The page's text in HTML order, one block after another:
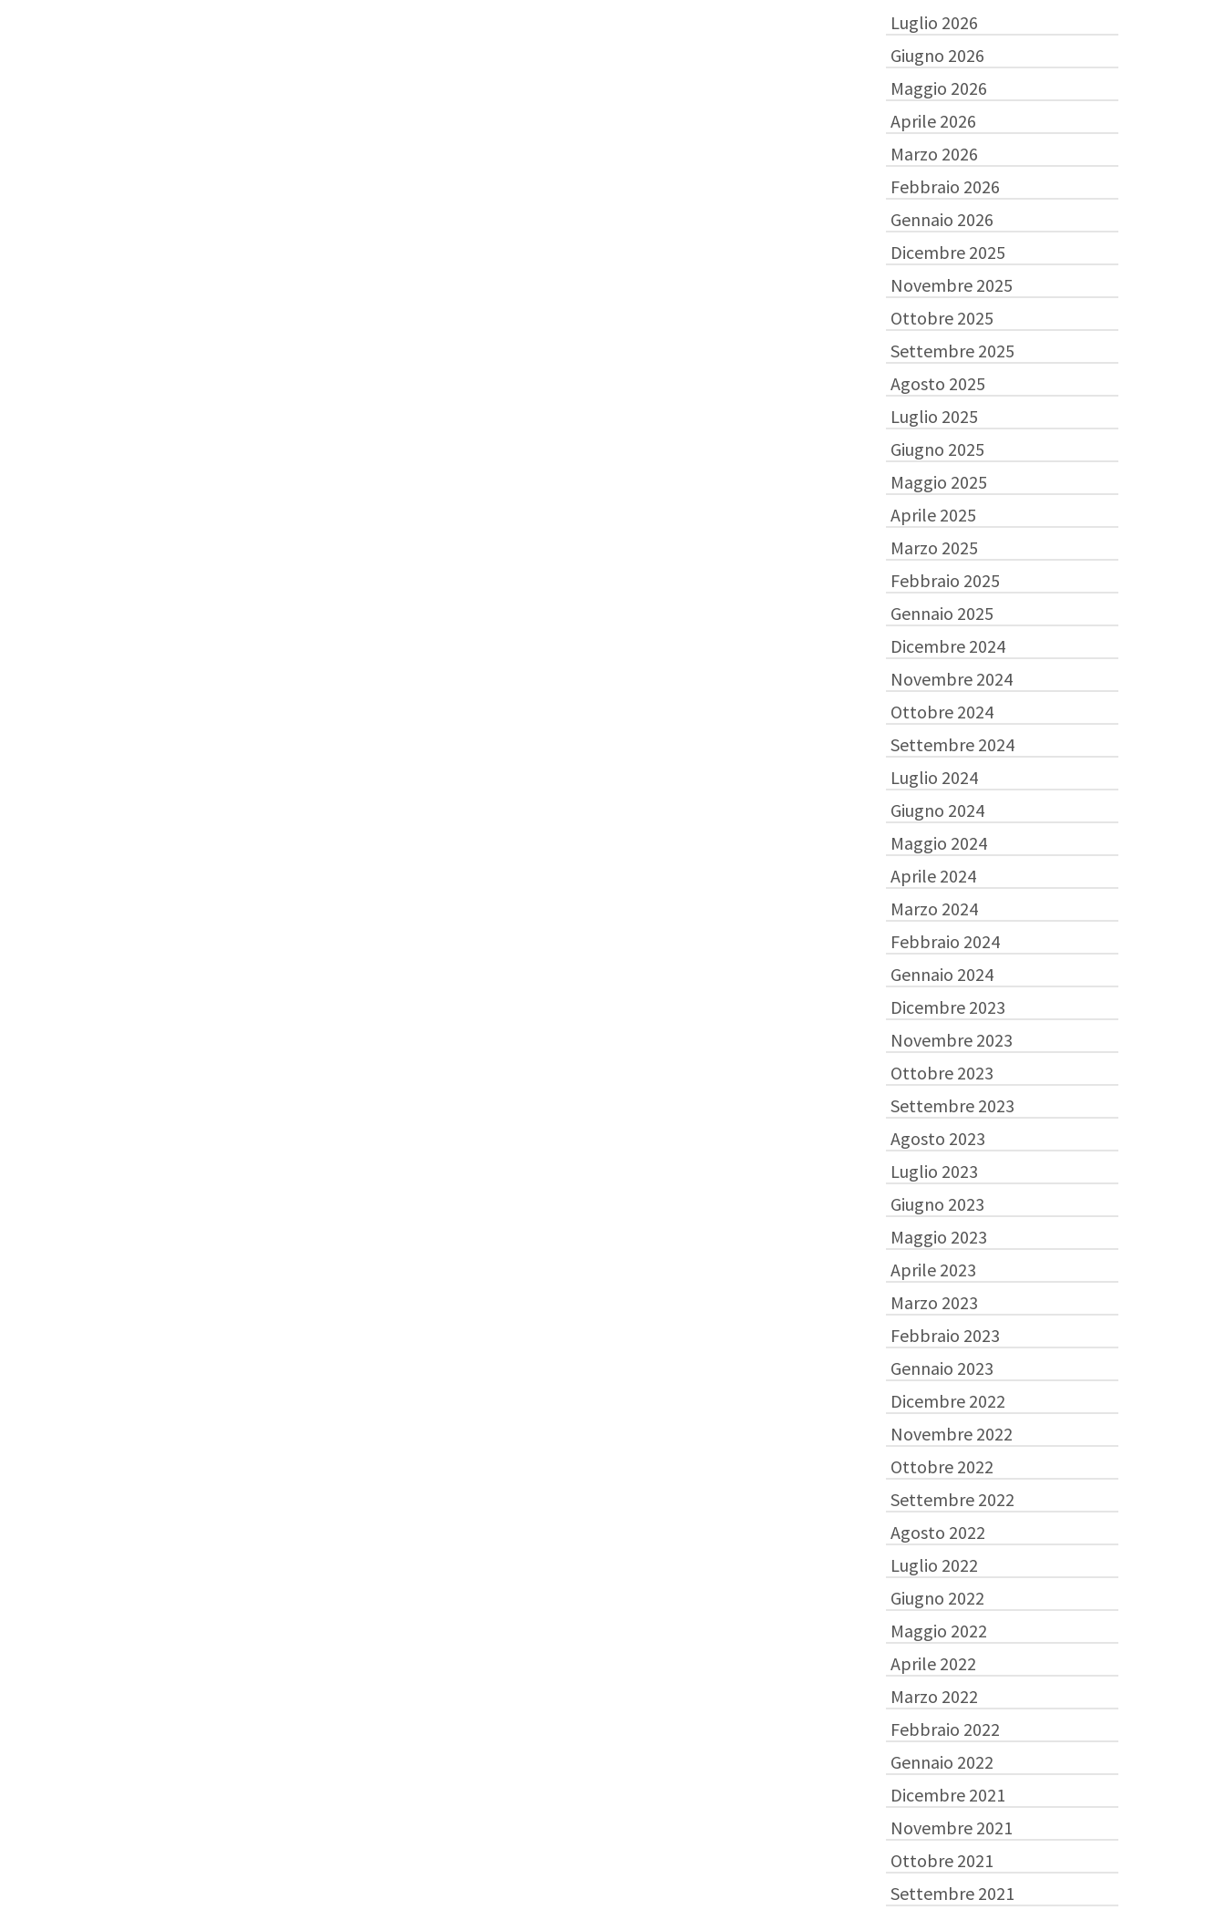
Luglio 2026
Giugno 2026
Maggio 2026
Aprile 2026
Marzo 2026
Febbraio 2026
Gennaio 2026
Dicembre 2025
Novembre 2025
Ottobre 2025
Settembre 2025
Agosto 2025
Luglio 2025
Giugno 2025
Maggio 2025
Aprile 2025
Marzo 2025
Febbraio 2025
Gennaio 2025
Dicembre 2024
Novembre 2024
Ottobre 2024
Settembre 2024
Luglio 2024
Giugno 2024
Maggio 2024
Aprile 2024
Marzo 2024
Febbraio 2024
Gennaio 2024
Dicembre 2023
Novembre 2023
Ottobre 2023
Settembre 2023
Agosto 2023
Luglio 2023
Giugno 2023
Maggio 2023
Aprile 2023
Marzo 2023
Febbraio 2023
Gennaio 2023
Dicembre 2022
Novembre 2022
Ottobre 2022
Settembre 2022
Agosto 2022
Luglio 2022
Giugno 2022
Maggio 2022
Aprile 2022
Marzo 2022
Febbraio 2022
Gennaio 2022
Dicembre 2021
Novembre 2021
Ottobre 2021
Settembre 2021